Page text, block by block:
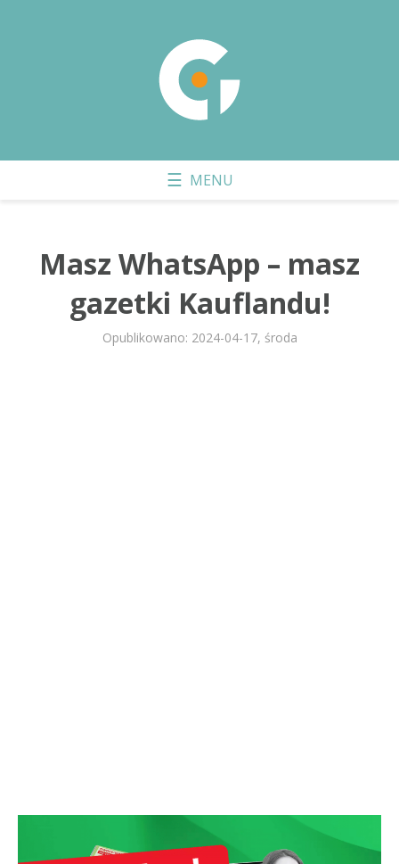
Masz WhatsApp – masz
gazetki Kauflandu!
Opublikowano: 2024-04-17, środa